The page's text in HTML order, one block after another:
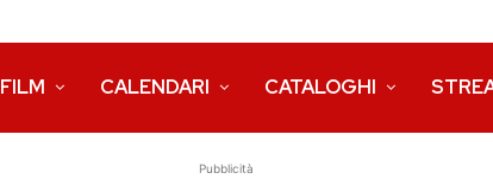
FILM CALENDARI CATALOGHI
Pubblicità